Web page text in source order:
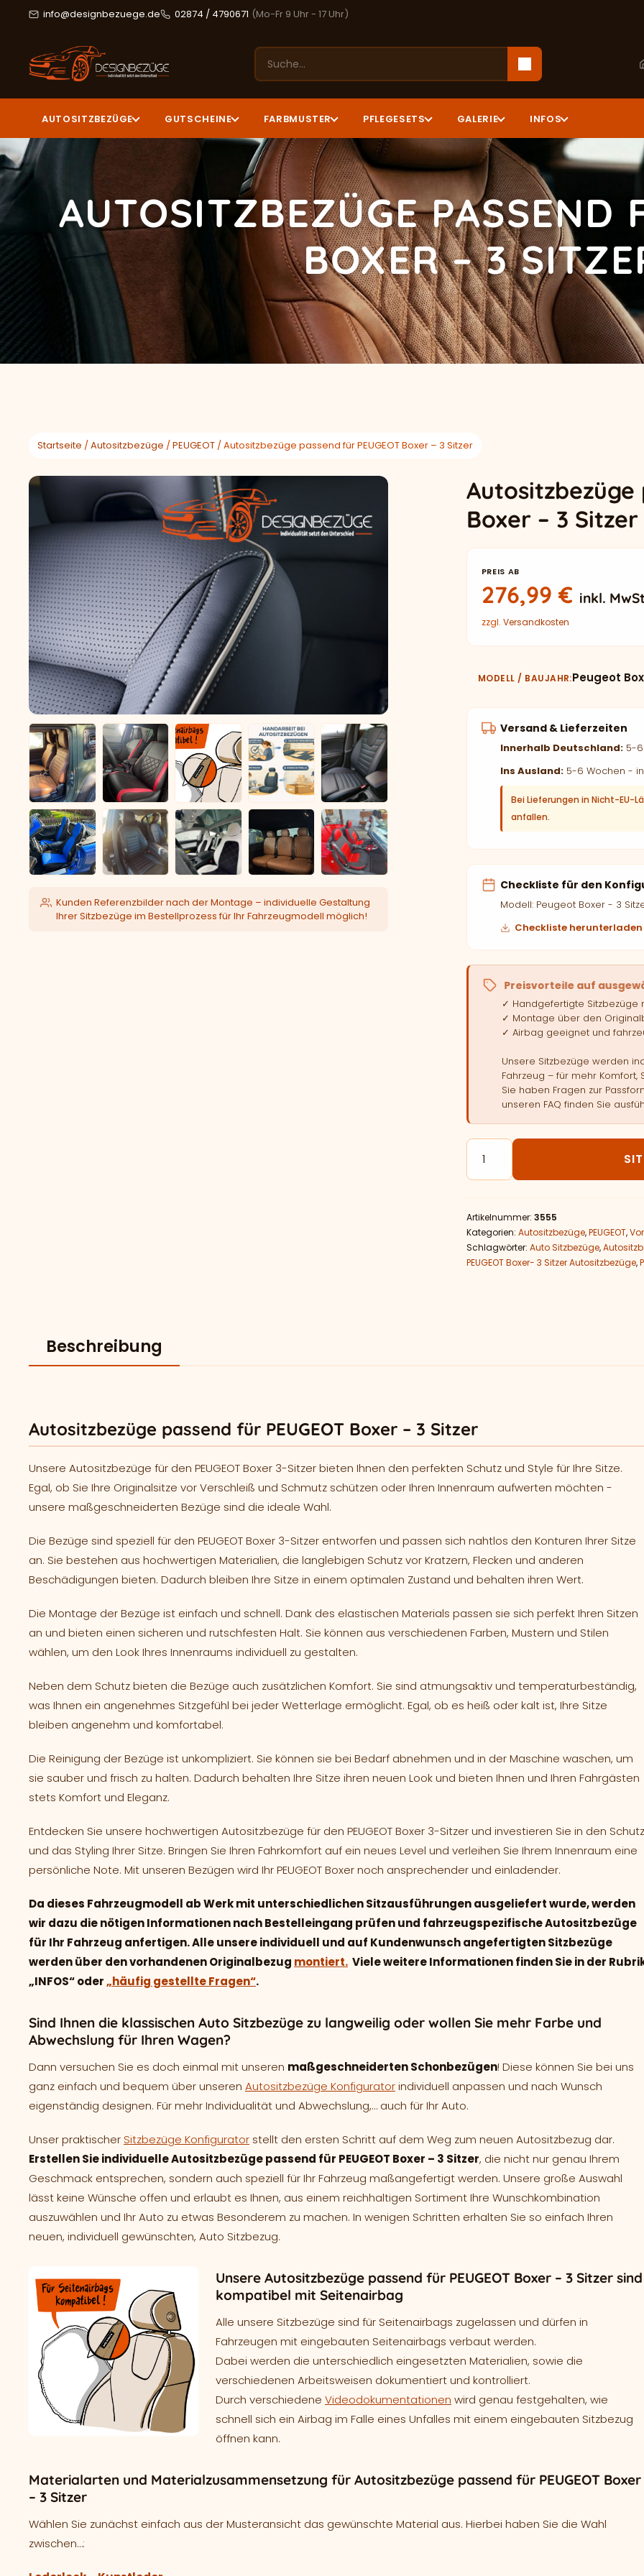
info@designbezuege.de 02874 / 4790671 (Mo-Fr 9 Uhr - 17 Uhr)
AUTOSITZBEZÜGE GUTSCHEINE FARBMUSTER PFLEGESETS GALERIE INFOS
AUTOSITZBEZÜGE PASSEND
BOXER – 3
Startseite /Autositzbezüge /PEUGEOT / Autositzbezüge passend für PEUGEOT Boxer – 3 Sitzer
Kunden Referenzbilder nach der Montage – individuelle Gestaltung
Ihrer Sitzbezüge im Bestellprozess für Ihr Fahrzeugmodell möglich!
Autositzbezüge
Boxer – 3 Sitzer
PREIS AB
276,99€ inkl.
zzgl. Versandkosten
MODELL / BAUJAHR Peugeot
Versand & Lieferzeiten
Innerhalb Deutschland:5-6
Ins Ausland:5-6 Wochen -
Bei Lieferungen in Nicht-EU-
anfallen.
Checkliste für den
Modell: Peugeot Boxer - 3
Checkliste herunterladen
Preisvorteile auf
✓ Handgefertigte Sitzbezüge
✓ Montage über den
✓ Airbag geeignet und
Unsere Sitzbezüge werden
Fahrzeug – für mehr
Sie haben Fragen zur
unseren FAQ finden Sie
Autositzbezüge passend für
Artikelnummer: 3555
Kategorien: Autositzbezüge,PEUGEOT,
Schlagwörter: Auto Sitzbezüge,
PEUGEOT Boxer- 3 Sitzer Autositzbezüge,
Beschreibung
Autositzbezüge passend für PEUGEOT Boxer – 3 Sitzer
Unsere Autositzbezüge für den PEUGEOT Boxer 3-Sitzer bieten Ihnen den perfekten Schutz und Style für Ihre Sitze.
Egal, ob Sie Ihre Originalsitze vor Verschleiß und Schmutz schützen oder Ihren Innenraum aufwerten möchten -
unsere maßgeschneiderten Bezüge sind die ideale Wahl.
Die Bezüge sind speziell für den PEUGEOT Boxer 3-Sitzer entworfen und passen sich nahtlos den Konturen Ihrer Sitze
an. Sie bestehen aus hochwertigen Materialien, die langlebigen Schutz vor Kratzern, Flecken und anderen
Beschädigungen bieten. Dadurch bleiben Ihre Sitze in einem optimalen Zustand und behalten ihren Wert.
Die Montage der Bezüge ist einfach und schnell. Dank des elastischen Materials passen sie sich perfekt Ihren Sitzen
an und bieten einen sicheren und rutschfesten Halt. Sie können aus verschiedenen Farben, Mustern und Stilen
wählen, um den Look Ihres Innenraums individuell zu gestalten.
Neben dem Schutz bieten die Bezüge auch zusätzlichen Komfort. Sie sind atmungsaktiv und temperaturbeständig,
was Ihnen ein angenehmes Sitzgefühl bei jeder Wetterlage ermöglicht. Egal, ob es heiß oder kalt ist, Ihre Sitze
bleiben angenehm und komfortabel.
Die Reinigung der Bezüge ist unkompliziert. Sie können sie bei Bedarf abnehmen und in der Maschine waschen, um
sie sauber und frisch zu halten. Dadurch behalten Ihre Sitze ihren neuen Look und bieten Ihnen und Ihren Fahrgästen
stets Komfort und Eleganz.
Entdecken Sie unsere hochwertigen Autositzbezüge für den PEUGEOT Boxer 3-Sitzer und investieren Sie in den Schutz
und das Styling Ihrer Sitze. Bringen Sie Ihren Fahrkomfort auf ein neues Level und verleihen Sie Ihrem Innenraum eine
persönliche Note. Mit unseren Bezügen wird Ihr PEUGEOT Boxer noch ansprechender und einladender.
Da dieses Fahrzeugmodell ab Werk mit unterschiedlichen Sitzausführungen ausgeliefert wurde, werden
wir dazu die nötigen Informationen nach Bestelleingang prüfen und fahrzeugspezifische Autositzbezüge
für Ihr Fahrzeug anfertigen. Alle unsere individuell und auf Kundenwunsch angefertigten Sitzbezüge
werden über den vorhandenen Originalbezug montiert. Viele weitere Informationen finden Sie in der
„INFOS“ oder„häufig gestellte Fragen“.
Sind Ihnen die klassischen Auto Sitzbezüge zu langweilig oder wollen Sie mehr Farbe und
Abwechslung für Ihren Wagen?
Dann versuchen Sie es doch einmal mit unseren maßgeschneiderten Schonbezügen! Diese können Sie bei uns
ganz einfach und bequem über unseren Autositzbezüge Konfiguratorindividuell anpassen und nach Wunsch
eigenständig designen. Für mehr Individualität und Abwechslung,… auch für Ihr Auto.
Unser praktischer Sitzbezüge Konfigurator stellt den ersten Schritt auf dem Weg zum neuen Autositzbezug dar.
Erstellen Sie individuelle Autositzbezüge passend für PEUGEOT Boxer – 3 Sitzer, die nicht nur genau Ihrem
Geschmack entsprechen, sondern auch speziell für Ihr Fahrzeug maßangefertigt werden. Unsere große Auswahl
lässt keine Wünsche offen und erlaubt es Ihnen, aus einem reichhaltigen Sortiment Ihre Wunschkombination
auszuwählen und Ihr Auto zu etwas Besonderem zu machen. In wenigen Schritten erhalten Sie so einfach Ihren
neuen, individuell gewünschten, Auto Sitzbezug.
Unsere Autositzbezüge passend für PEUGEOT Boxer – 3 Sitzer sind
kompatibel mit Seitenairbag
Alle unsere Sitzbezüge sind für Seitenairbags zugelassen und dürfen in
Fahrzeugen mit eingebauten Seitenairbags verbaut werden.
Dabei werden die unterschiedlich eingesetzten Materialien, sowie die
verschiedenen Arbeitsweisen dokumentiert und kontrolliert.
Durch verschiedene Videodokumentationen wird genau festgehalten, wie
schnell sich ein Airbag im Falle eines Unfalles mit einem eingebauten Sitzbezug
öffnen kann.
Materialarten und Materialzusammensetzung für Autositzbezüge passend für PEUGEOT Boxer
– 3 Sitzer
Wählen Sie zunächst einfach aus der Musteransicht das gewünschte Material aus. Hierbei haben Sie die Wahl
zwischen…: